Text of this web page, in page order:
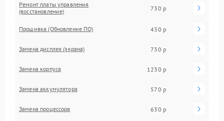
Ремонт платы управления
(восстановление)
730 р
Прошивка (Обновление ПО) 430 р
Замена дисплея (экрана) 730 р
Замена корпуса 1230 р
Замена аккумулятора 570 р
Замена процессора 630 р